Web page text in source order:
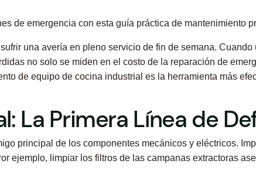
de emergencia con esta guía práctica de mantenimiento
una avería en pleno servicio de fin de semana.
no solo se miden en el costo de la reparación de
de equipo de cocina industrial es la herramienta más
La Primera Línea de
principal de los componentes mecánicos y eléctricos.
ejemplo, limpiar los filtros de las campanas extractoras